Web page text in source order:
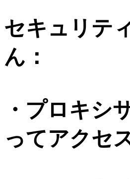
セキュリテ
ん：
・プロキシ
ってアクセ